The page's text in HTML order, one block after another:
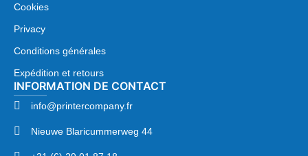
Cookies
Privacy
Conditions générales
Expédition et retours
INFORMATION DE CONTACT
info@printercompany.fr
Nieuwe Blaricummerweg 44